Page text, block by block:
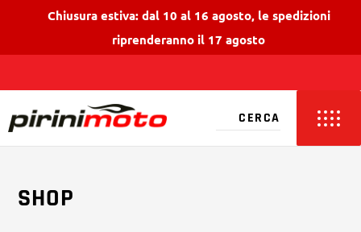
Chiusura estiva: dal 10 al 16 agosto, le spedizioni
riprenderanno il 17 agosto
SHOP